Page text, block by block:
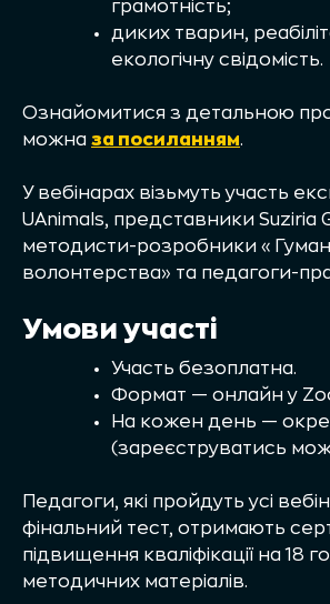
грамотність;
диких тварин,
екологічну свідомість.
Ознайомитися з детальною
можна за посиланням.
У вебінарах візьмуть участь
UAnimals, представники Suziria
методисти-розробники
волонтерства» та педагоги-
Умови участі
Участь безоплатна.
Формат — онлайн у
На кожен день —
(зареєструватись
Педагоги, які пройдуть усі
фінальний тест, отримають
підвищення кваліфікації на 18
методичних матеріалів.